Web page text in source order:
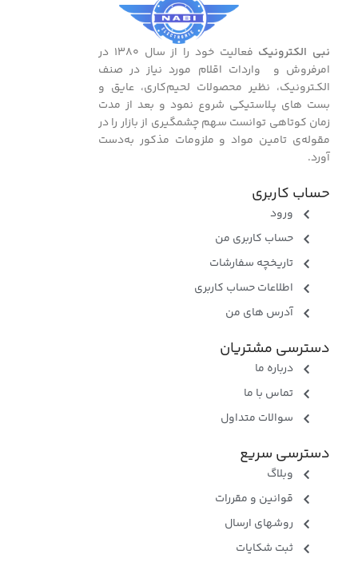
نبی الکترونیک
فعالیت خود را از سال ۱۳۸۰ در
امرفروش و واردات اقلام مورد نیاز در صنف
الکـترونیک، نظیر محصولات لحیم‌کاری، عایق و
بست ‌های پـلاستیکی شروع نمود و بعد از مدت
زمان کوتاهی توانست سهم چشمگیری از بازار را در
مقوله‌ی تامین مواد و ملزومات مذکور به‌دست
آورد.
حساب کاربری
ورود
حساب کاربری من
تاریخچه سفارشات
اطلاعات حساب کاربری
آدرس های من
دسترسی مشتریان
درباره ما
تماس با ما
سوالات متداول
دسترسی سریع
وبلاگ
قوانین و مقررات
روشهای ارسال
ثبت شکایات